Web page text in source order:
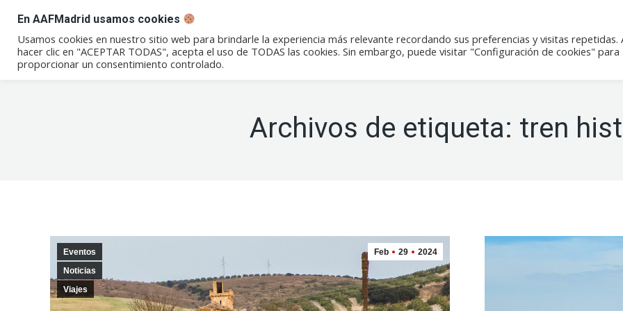
Conócenos Eventos Noticias Actividades Tienda Contacto
Archivos de etiqueta: tren
Feb 29 2024
Eventos
Noticias
Viajes
En AAFMadrid usamos cookies
Usamos cookies en nuestro sitio web para brindarle la experiencia más relevante recordando sus preferencias y visitas repetidas.
hacer clic en "ACEPTAR TODAS", acepta el uso de TODAS las cookies. Sin embargo, puede visitar "Configuración de cookies" para
proporcionar un consentimiento controlado.